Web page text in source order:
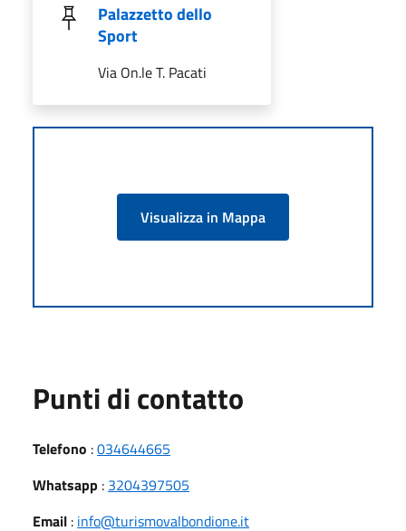
Palazzetto dello
Sport
Via On.le T. Pacati
Visualizza in Mappa
Punti di contatto
Telefono :034644665
Whatsapp : 3204397505
Email : info@turismovalbondione.it